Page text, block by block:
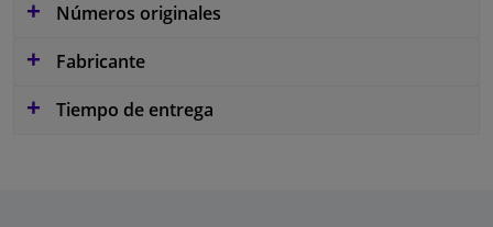
Números originales
Fabricante
Tiempo de entrega